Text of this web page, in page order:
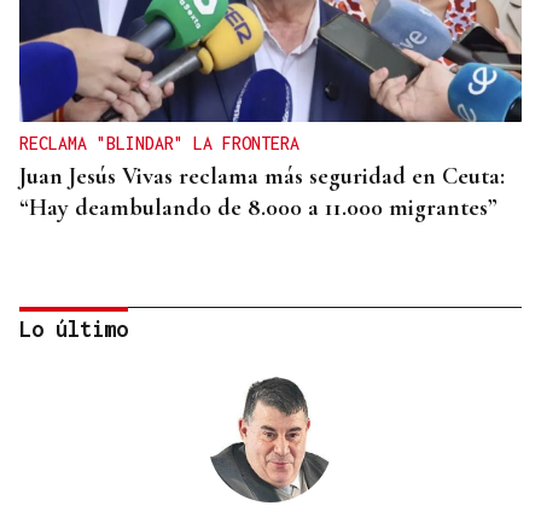
RECLAMA "BLINDAR" LA FRONTERA
Juan Jesús Vivas reclama más seguridad en Ceuta:
“Hay deambulando de 8.000 a 11.000 migrantes”
Lo último